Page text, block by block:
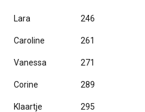
Lara 246
Caroline 261
Vanessa 271
Corine 289
Klaartje 295